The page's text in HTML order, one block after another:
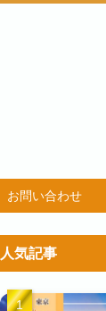
お問い合わせ
人気記事